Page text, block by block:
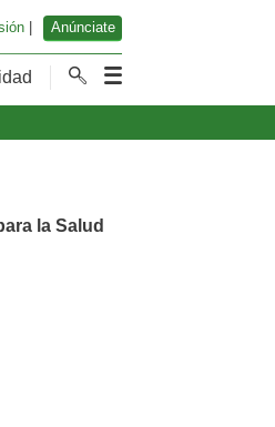
| Anúnciate
la Salud